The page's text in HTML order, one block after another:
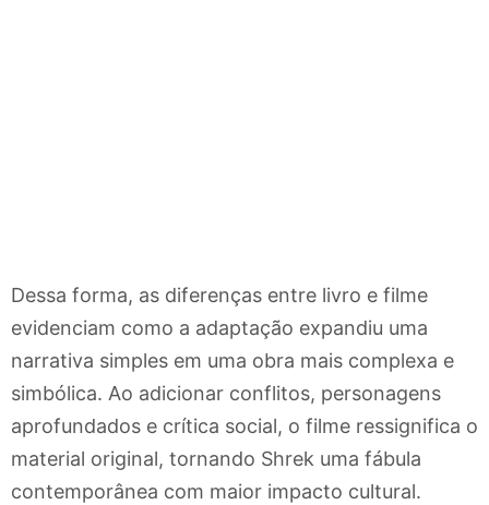
Dessa forma, as diferenças entre livro e filme
evidenciam como a adaptação expandiu uma
narrativa simples em uma obra mais complexa e
simbólica. Ao adicionar conflitos, personagens
aprofundados e crítica social, o filme ressignifica o
material original, tornando Shrek uma fábula
contemporânea com maior impacto cultural.